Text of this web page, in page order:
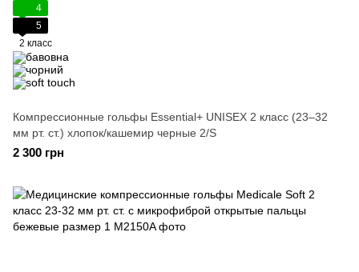
4
5
2 класс
Компрессионные гольфы Essential+ UNISEX 2 класс (23–32
мм рт. ст.) хлопок/кашемир черные 2/S
2 300 грн